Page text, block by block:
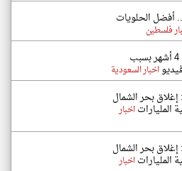
أفضل الحلويات
فلسطين
إبراهيم سعيد: سُجنت 4 أشهر بسبب
اخبار السعودية
بحر الشمال
الملياراتاخبار
بحر الشمال
الملياراتاخبار